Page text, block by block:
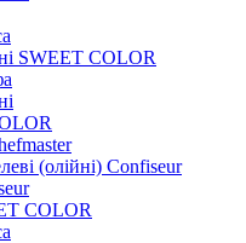
SWEET COLOR
(олійні) Confiseur
COLOR